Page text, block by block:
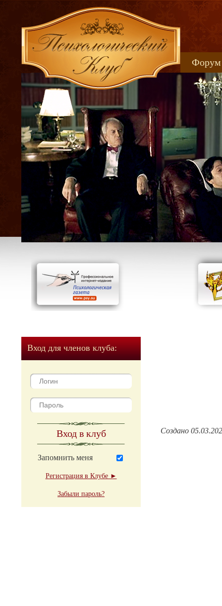
Форум
Вход для членов клуба:
Вход в клуб
Запомнить меня
Регистрация в Клубе ►
Забыли пароль?
Создано